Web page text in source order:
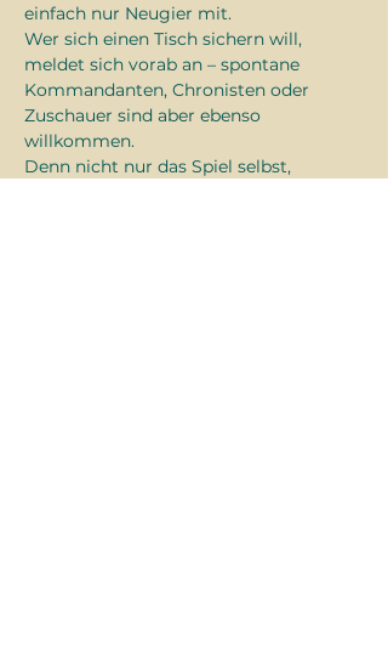
einfach nur Neugier mit.
Wer sich einen Tisch sichern will,
meldet sich vorab an – spontane
Kommandanten, Chronisten oder
Zuschauer sind aber ebenso
willkommen.
Denn nicht nur das Spiel selbst,